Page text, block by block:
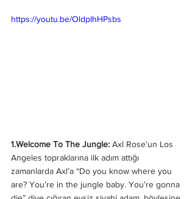
https://youtu.be/OldpIhHPsbs
1.Welcome To The Jungle: Axl Rose’un Los
Angeles topraklarına ilk adım attığı
zamanlarda Axl’a “Do you know where you
are? You’re in the jungle baby. You’re gonna